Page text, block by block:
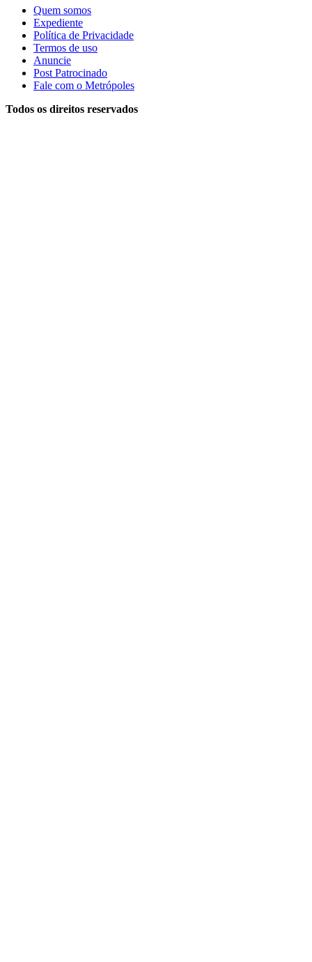
Quem somos
Expediente
Política de Privacidade
Termos de uso
Anuncie
Post Patrocinado
Fale com o Metrópoles
Todos os direitos reservados